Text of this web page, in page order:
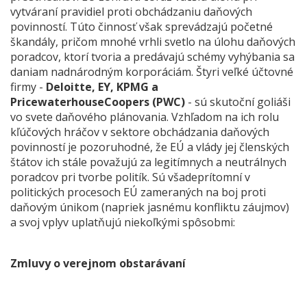
vytváraní pravidiel proti obchádzaniu daňových
povinností. Túto činnosť však sprevádzajú početné
škandály, pričom mnohé vrhli svetlo na úlohu daňových
poradcov, ktorí tvoria a predávajú schémy vyhýbania sa
daniam nadnárodným korporáciám. Štyri veľké účtovné
firmy - Deloitte, EY, KPMG a
PricewaterhouseCoopers (PWC) - sú skutoční goliáši
vo svete daňového plánovania. Vzhľadom na ich rolu
kľúčových hráčov v sektore obchádzania daňových
povinností je pozoruhodné, že EÚ a vlády jej členských
štátov ich stále považujú za legitímnych a neutrálnych
poradcov pri tvorbe politík. Sú všadeprítomní v
politických procesoch EÚ zameraných na boj proti
daňovým únikom (napriek jasnému konfliktu záujmov)
a svoj vplyv uplatňujú niekoľkými spôsobmi:
Zmluvy o verejnom obstarávaní